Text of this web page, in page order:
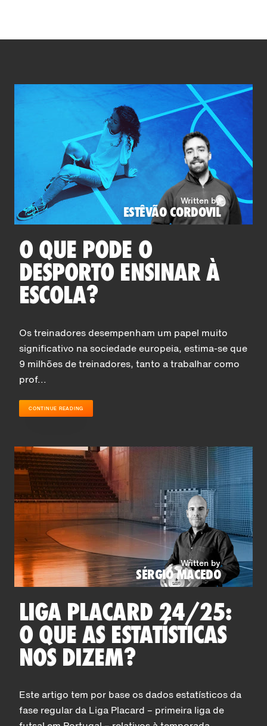
Written by
ESTÊVÃO CORDOVIL
O QUE PODE O
DESPORTO ENSINAR À
ESCOLA?
Os treinadores desempenham um papel muito
significativo na sociedade europeia, estima-se que
9 milhões de treinadores, tanto a trabalhar como
prof...
CONTINUE READING
Written by
SÉRGIO MACEDO
LIGA PLACARD 24/25:
O QUE AS ESTATÍSTICAS
NOS DIZEM?
Este artigo tem por base os dados estatísticos da
fase regular da Liga Placard – primeira liga de